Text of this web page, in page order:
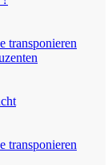
transponieren
transponieren